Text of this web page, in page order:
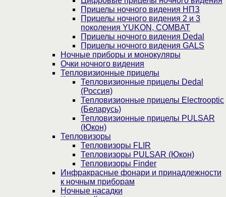
Прицелы ночного видения НПЗ
Прицелы ночного видения 2 и 3
поколения YUKON, COMBAT
Прицелы ночного видения Dedal
Прицелы ночного видения GALS
Ночные приборы и монокуляры
Очки ночного видения
Тепловизионные прицелы
Тепловизионные прицелы Dedal
(Россия)
Тепловизионные прицелы Electrooptic
(Беларусь)
Тепловизионные прицелы PULSAR
(Юкон)
Тепловизоры
Тепловизоры FLIR
Тепловизоры PULSAR (Юкон)
Тепловизоры Finder
Инфракрасные фонари и принадлежности
к ночным приборам
Ночные насадки